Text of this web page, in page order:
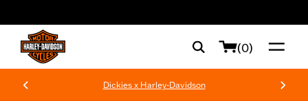
(0)
Dickies x Harley-Davidson